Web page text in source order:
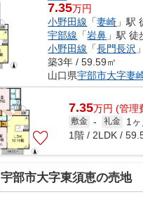
7.35万円
小野田線 「妻崎 」駅
宇部線 「岩鼻 」駅 徒
小野田線 「長門長沢
築3年 / 59.59㎡
山口県宇部市大字妻
7.35万円 (管理
敷金 - 礼金
1ヶ
1階 / 2LDK /
宇部市大字東須恵の売地